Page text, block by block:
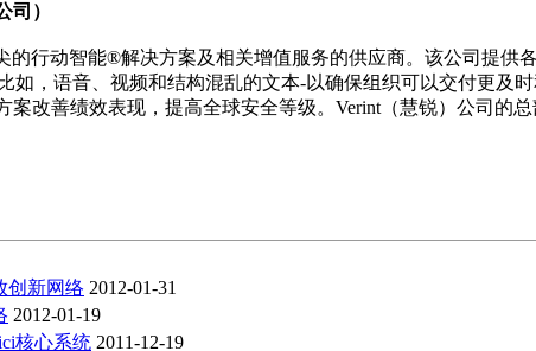
司）
行动智能®解决方案及相关增值服务的供应商。该公司提供
如，语音、视频和结构混乱的文本-以确保组织可以交付更及
案改善绩效表现，提高全球安全等级。Verint（慧锐）公司
创新网络 2012-01-31
2012-01-19
核心系统 2011-12-19